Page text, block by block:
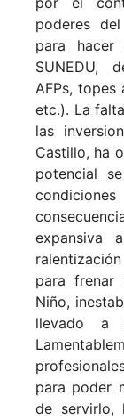
poderes
para hacer
SUNEDU,
AFPs, topes
etc.). La
las
Castillo, ha
potencial
expansiva
para frenar
Niño,
llevado a
para poder
de servirlo,